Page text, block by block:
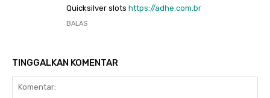
Quicksilver slots https://adhe.com.br
BALAS
TINGGALKAN KOMENTAR